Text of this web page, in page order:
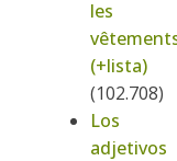
les
(+lista)
(102.708)
Los
adjetivos